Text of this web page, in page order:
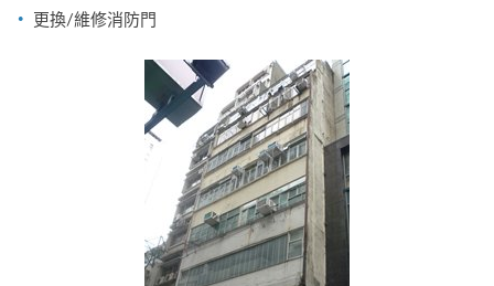
更換/維修消防門